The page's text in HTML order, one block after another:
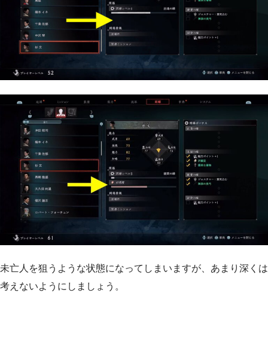
未亡人を狙うような状態になってしまいますが、あまり深くは
考えないようにしましょう。